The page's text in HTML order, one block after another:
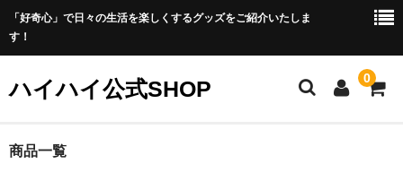
「好奇心」で日々の生活を楽しくするグッズをご紹介いたしま
す！
ハイハイ公式SHOP 0
ホーム
商品一覧